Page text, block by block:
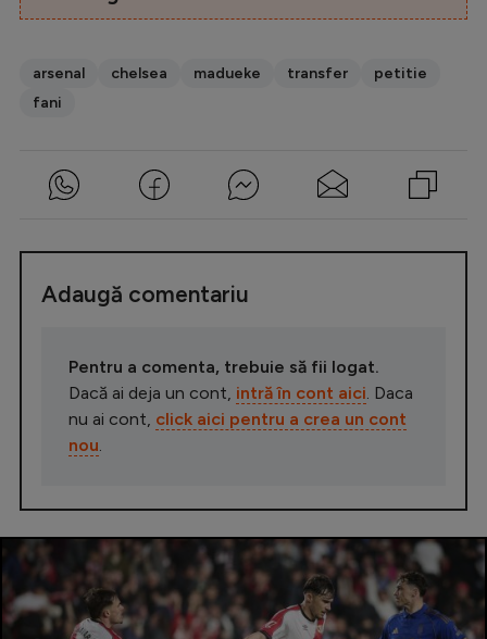
arsenal chelsea madueke transfer
petitie
fani
Adaugă comentariu
Pentru a comenta, trebuie să fii logat.
Dacă ai deja un cont, intră în cont aici . Daca
nu ai cont, click aici pentru a crea un cont
nou